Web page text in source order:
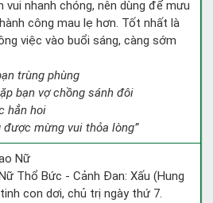
vui nhanh chóng, nên dùng để mưu
công mau lẹ hơn. Tốt nhất là
việc vào buổi sáng, càng sớm
trùng phùng
bạn vợ chồng sánh đôi
hẳn hoi
được mừng vui thỏa lòng”
Nữ
Thổ Bức - Cảnh Đan: Xấu (Hung
con dơi, chủ trị ngày thứ 7.